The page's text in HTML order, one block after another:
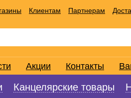
Клиентам Партнерам
Акции Контакты
Канцелярские товары